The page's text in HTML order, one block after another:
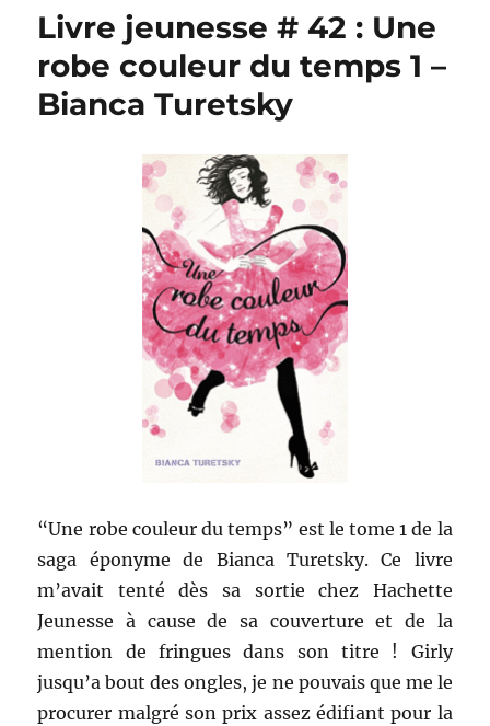
Livre jeunesse # 42 : Une
robe couleur du temps 1 –
Bianca Turetsky
“Une robe couleur du temps” est le tome 1 de la
saga éponyme de Bianca Turetsky. Ce livre
m’avait tenté dès sa sortie chez Hachette
Jeunesse à cause de sa couverture et de la
mention de fringues dans son titre ! Girly
jusqu’a bout des ongles, je ne pouvais que me le
procurer malgré son prix assez édifiant pour la